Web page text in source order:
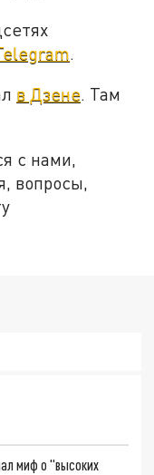
.
в Дзене. Там
с нами,
вопросы,
миф о "высоких